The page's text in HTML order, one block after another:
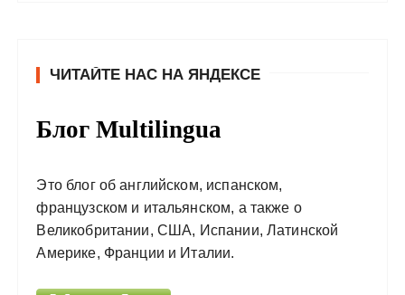
ЧИТАЙТЕ НАС НА ЯНДЕКСЕ
Блог Multilingua
Это блог об английском, испанском,
французском и итальянском, а также о
Великобритании, США, Испании, Латинской
Америке, Франции и Италии.